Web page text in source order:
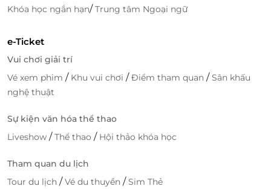
Khóa học ngắn hạn/Trung tâm Ngoại ngữ
e-Ticket
Vui chơi giải trí
Vé xem phim / Khu vui chơi /Điểm tham quan /Sân khấu
nghệ thuật
Sự kiện văn hóa thể thao
Liveshow /Thể thao / Hội thảo khóa học
Tham quan du lịch
Tour du lịch /Vé du thuyền /Sim Thẻ